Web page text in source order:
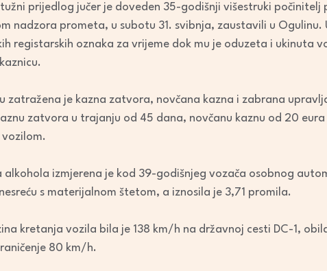
prijedlog jučer je doveden 35-godišnji višestruki počinitelj
nadzora prometa, u subotu 31. svibnja, zaustavili u
registarskih oznaka za vrijeme dok mu je oduzeta i ukinuta
zatražena je kazna zatvora, novčana kazna i zabrana
zatvora u trajanju od 45 dana, novčanu kaznu od 20
alkohola izmjerena je kod 39-godišnjeg vozača osobnog
s materijalnom štetom, a iznosila je 3,71 promila.
kretanja vozila bila je 138 km/h na državnoj cesti DC-1,
80 km/h.